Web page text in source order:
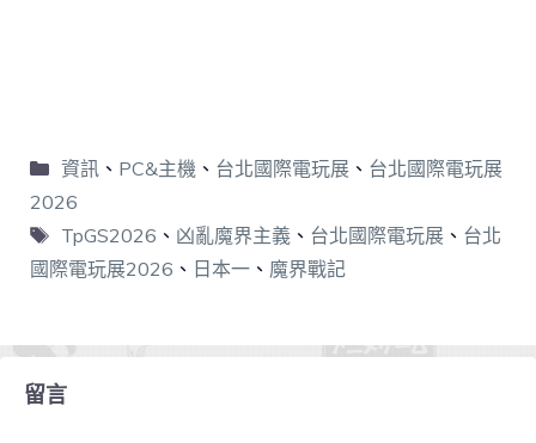
資訊、 PC&主機、 台北國際電玩展、 台北國際電玩展
2026
TpGS2026 、 凶亂魔界主義、 台北國際電玩展、 台北
國際電玩展2026 、 日本一 、 魔界戰記
留言